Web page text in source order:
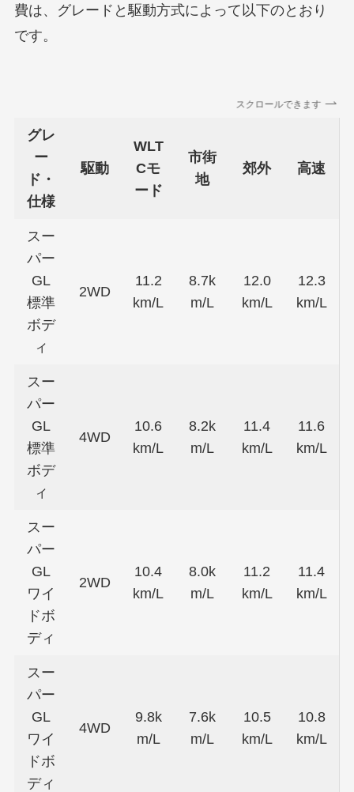
費は、グレードと駆動方式によって以下のとおり
です。
スクロールできます
グレ
ー
ド・
仕様
駆動
WLT
Cモ
ード
市街
地
郊外 高速
スー
パー
GL
標準
ボデ
ィ
2WD
11.2
km/L
8.7k
m/L
12.0
km/L
12.3
km/L
スー
パー
GL
標準
ボデ
ィ
4WD
10.6
km/L
8.2k
m/L
11.4
km/L
11.6
km/L
スー
パー
GL
ワイ
ドボ
ディ
2WD
10.4
km/L
8.0k
m/L
11.2
km/L
11.4
km/L
スー
パー
GL
ワイ
ドボ
ディ
4WD
9.8k
m/L
7.6k
m/L
10.5
km/L
10.8
km/L